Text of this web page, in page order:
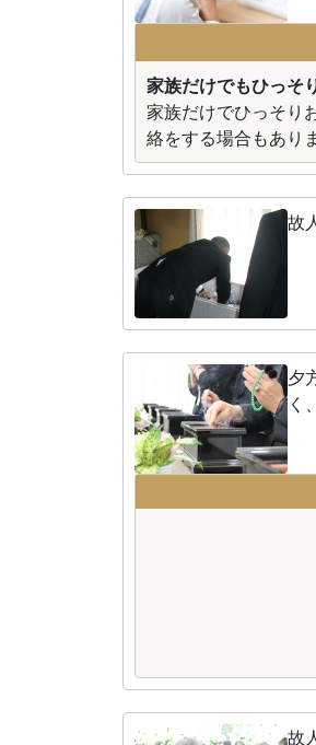
家族だけでもひっそ
家族だけでひっそり
絡をする場合もありま
故
夕
く
故